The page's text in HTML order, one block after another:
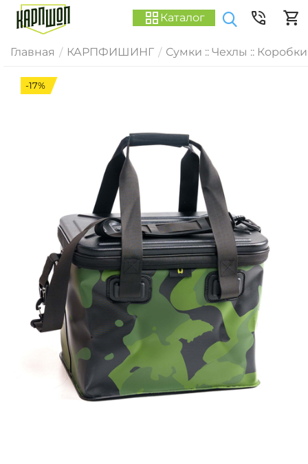
Каталог
Главная / КАРПФИШИНГ / Сумки :: Чехлы :: Коробки
-17%